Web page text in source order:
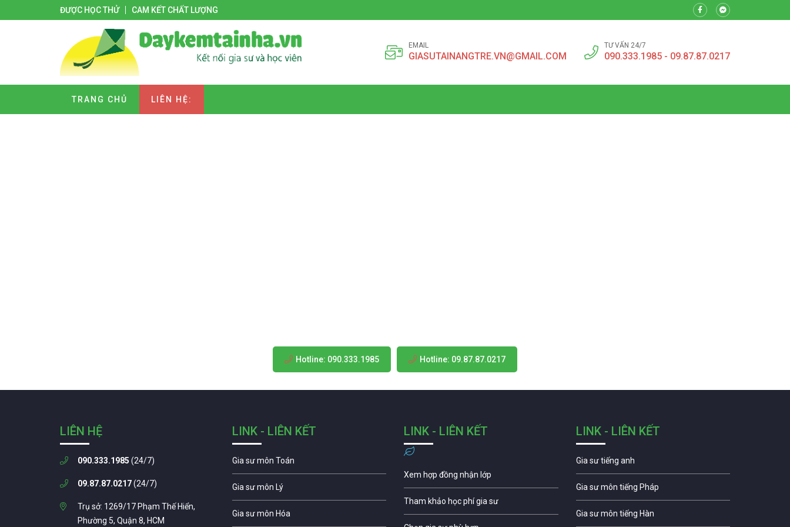
ĐƯỢC HỌC THỬ CAM KẾT CHẤT LƯỢNG
EMAIL
GIASUTAINANGTRE.VN@GMAIL.COM
TƯ VẤN 24/7
090.333.1985 - 09.87.87.0217
TRANG CHỦ LIÊN HỆ:
Hotline: 090.333.1985 Hotline: 09.87.87.0217
LIÊN HỆ
090.333.1985 (24/7)
09.87.87.0217(24/7)
Trụ sở: 1269/17 Phạm Thế Hiển,
Phường 5, Quận 8, HCM
LINK - LIÊN KẾT
Gia sư môn Toán
Gia sư môn Lý
Gia sư môn Hóa
LINK - LIÊN KẾT
Xem hợp đồng nhận lớp
Tham khảo học phí gia sư
LINK - LIÊN KẾT
Gia sư tiếng anh
Gia sư môn tiếng Pháp
Gia sư môn tiếng Hàn